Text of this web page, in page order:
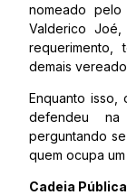
nomeado
Valderico
demais
Enquanto isso,
defendeu na
perguntando
quem ocupa
Cadeia